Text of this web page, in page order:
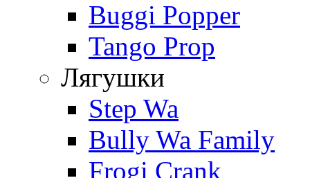
Buggi Popper
Tango Prop
Лягушки
Step Wa
Bully Wa Family
Frogi Crank